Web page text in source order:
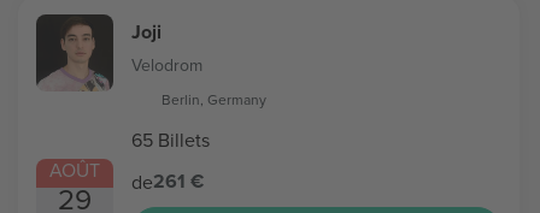
AOÛT
29
Joji
Velodrom
Berlin, Germany
65 Billets
de261 €